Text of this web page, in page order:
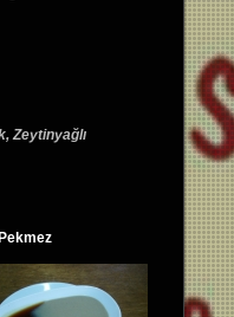
Zeytinyağlı